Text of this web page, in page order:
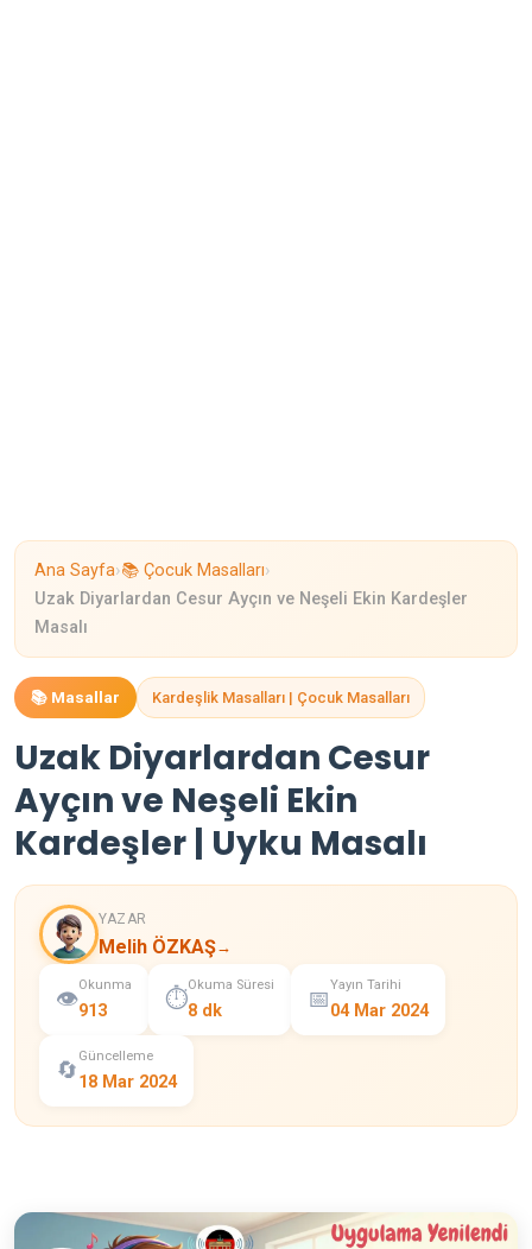
Ana Sayfa›📚 Çocuk Masalları›
Uzak Diyarlardan Cesur Ayçın ve Neşeli Ekin Kardeşler
Masalı
📚 Masallar Kardeşlik Masalları | Çocuk Masalları
Uzak Diyarlardan Cesur
Ayçın ve Neşeli Ekin
Kardeşler | Uyku Masalı
YAZAR
Melih ÖZKAŞ→
👁️
Okunma
913 ⏱️
Okuma Süresi
8 dk 📅
Yayın Tarihi
04 Mar 2024
🔄
Güncelleme
18 Mar 2024